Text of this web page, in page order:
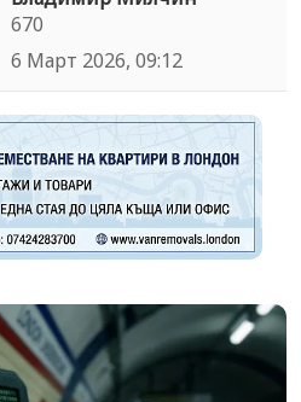
670
6 Март 2026, 09:12